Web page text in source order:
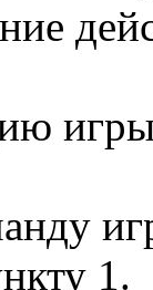
1.